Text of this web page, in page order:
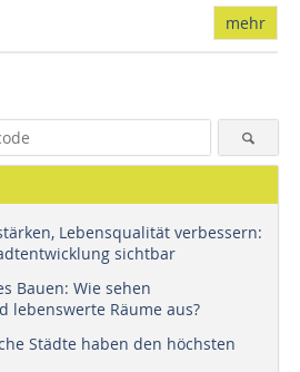
mehr
Lebensqualität verbessern:
sichtbar
Bauen: Wie sehen
lebenswerte Räume aus?
Städte haben den höchsten